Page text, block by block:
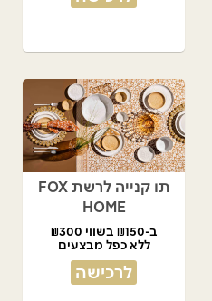
תו קנייה לרשת FOX
HOME
ב-₪150 בשווי ₪300
ללא כפל מבצעים
לרכישה